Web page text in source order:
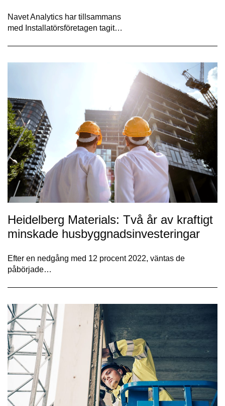
Navet Analytics har tillsammans
med Installatörsföretagen tagit…
Heidelberg Materials: Två år av kraftigt
minskade husbyggnadsinvesteringar
Efter en nedgång med 12 procent 2022, väntas de
påbörjade…